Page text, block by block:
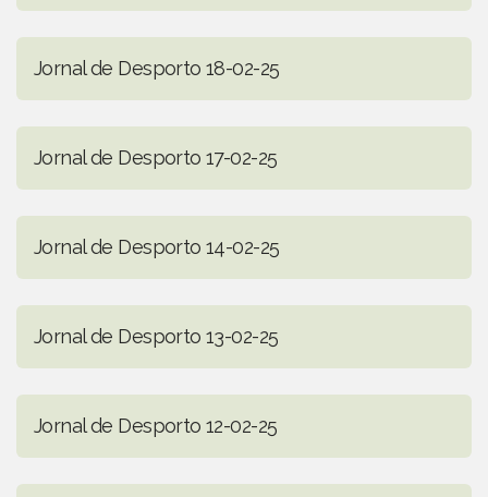
Jornal de Desporto 18-02-25
Jornal de Desporto 17-02-25
Jornal de Desporto 14-02-25
Jornal de Desporto 13-02-25
Jornal de Desporto 12-02-25